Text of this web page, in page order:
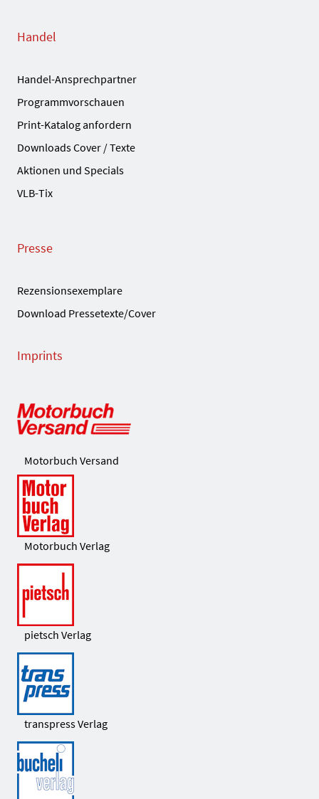
Handel
Handel-Ansprechpartner
Programmvorschauen
Print-Katalog anfordern
Downloads Cover / Texte
Aktionen und Specials
VLB-Tix
Presse
Rezensionsexemplare
Download Pressetexte/Cover
Imprints
Motorbuch Versand
Motorbuch Verlag
pietsch Verlag
transpress Verlag